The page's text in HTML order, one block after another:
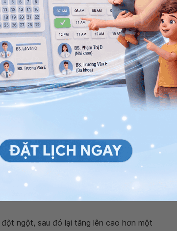
Thậm chí, người bệnh có thể mất
lạnh. Điều này, khiến cho bệnh nhân
biết chuyển động của chân, dẫn đến
trong không gian. Nguyên nhân là
kinh một cách ngẫu nhiên, khiến não
kinh khác lại không thể truyền thông tin
ngột, sau đó lại tăng lên cao hơn một